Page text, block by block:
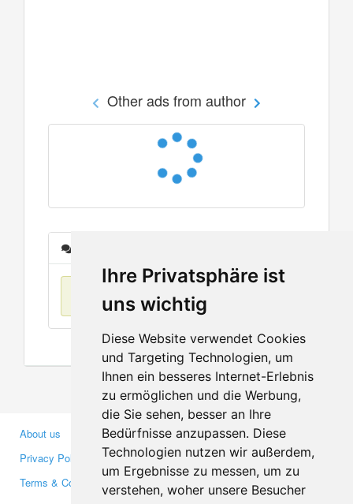
Ihre Privatsphäre ist
uns wichtig
Diese Website verwendet Cookies
und Targeting Technologien, um
Ihnen ein besseres Internet-Erlebnis
zu ermöglichen und die Werbung,
die Sie sehen, besser an Ihre
Bedürfnisse anzupassen. Diese
Technologien nutzen wir außerdem,
um Ergebnisse zu messen, um zu
verstehen, woher unsere Besucher
Other ads from author
No items found
About us
Privacy Policy
Terms & Conditions
Business Partners
Investors